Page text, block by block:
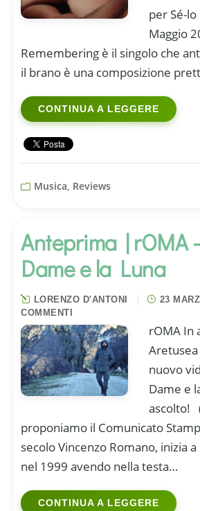
per Sé-
Maggio
Remembering è il singolo che
il brano è una composizione
CONTINUA A LEGGERE
Musica, Reviews
Anteprima | rOMA
Dame e la Luna
LORENZO D'ANTONI 23
COMMENTI
rOMA In
Aretusea
nuovo
Dame e
ascolto!
proponiamo il Comunicato
secolo Vincenzo Romano, inizia
nel 1999 avendo nella testa…
CONTINUA A LEGGERE